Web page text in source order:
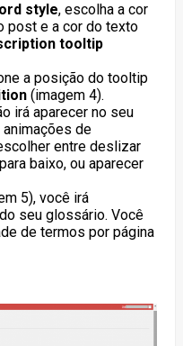
style, escolha a cor
post e a cor do texto
tooltip
a posição do tooltip
(imagem 4).
irá aparecer no seu
de
entre deslizar
baixo, ou aparecer
5), você irá
seu glossário. Você
de termos por página